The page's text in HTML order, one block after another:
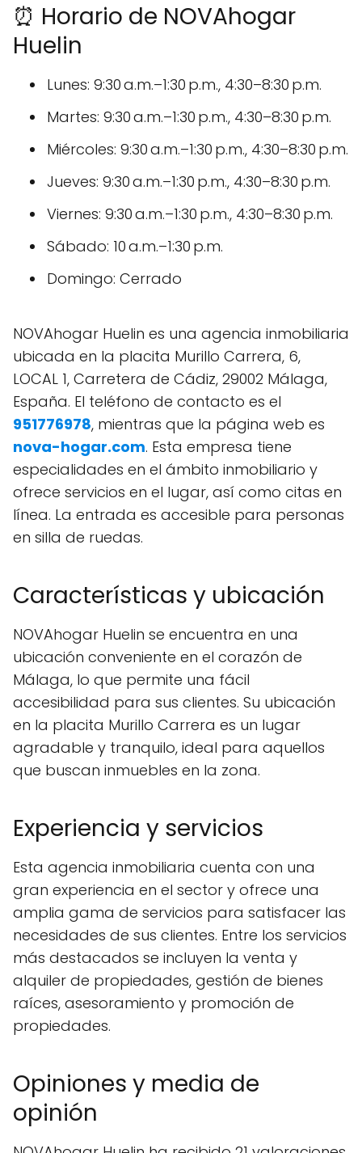
⏰ Horario de NOVAhogar
Huelin
Lunes: 9:30 a.m.–1:30 p.m., 4:30–8:30 p.m.
Martes: 9:30 a.m.–1:30 p.m., 4:30–8:30 p.m.
Miércoles: 9:30 a.m.–1:30 p.m., 4:30–8:30 p.m.
Jueves: 9:30 a.m.–1:30 p.m., 4:30–8:30 p.m.
Viernes: 9:30 a.m.–1:30 p.m., 4:30–8:30 p.m.
Sábado: 10 a.m.–1:30 p.m.
Domingo: Cerrado
NOVAhogar Huelin es una agencia inmobiliaria
ubicada en la placita Murillo Carrera, 6,
LOCAL 1, Carretera de Cádiz, 29002 Málaga,
España. El teléfono de contacto es el
951776978, mientras que la página web es
nova-hogar.com. Esta empresa tiene
especialidades en el ámbito inmobiliario y
ofrece servicios en el lugar, así como citas en
línea. La entrada es accesible para personas
en silla de ruedas.
Características y ubicación
NOVAhogar Huelin se encuentra en una
ubicación conveniente en el corazón de
Málaga, lo que permite una fácil
accesibilidad para sus clientes. Su ubicación
en la placita Murillo Carrera es un lugar
agradable y tranquilo, ideal para aquellos
que buscan inmuebles en la zona.
Experiencia y servicios
Esta agencia inmobiliaria cuenta con una
gran experiencia en el sector y ofrece una
amplia gama de servicios para satisfacer las
necesidades de sus clientes. Entre los servicios
más destacados se incluyen la venta y
alquiler de propiedades, gestión de bienes
raíces, asesoramiento y promoción de
propiedades.
Opiniones y media de
opinión